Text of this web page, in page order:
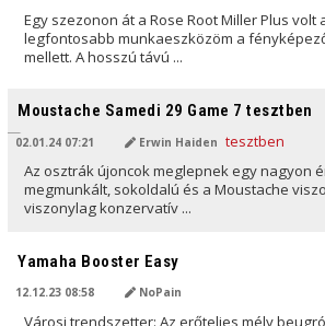
Egy szezonon át a Rose Root Miller Plus volt
legfontosabb munkaeszközöm a
mellett. A hosszú távú ...
Moustache Samedi 29 Game 7 tesztben
02.01.24 07:21 Erwin Haiden
Az osztrák újoncok meglepnek egy nagyon
megmunkált, sokoldalú és a Moustache
viszonylag konzervatív ...
Yamaha Booster Easy
12.12.23 08:58 NoPain
Városi trendszetter: Az erőteljes mély